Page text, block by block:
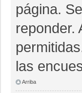
página.
reponder.
las
Arriba